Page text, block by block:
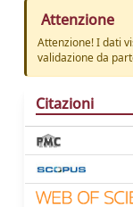
Attenzione
Attenzione! I dati
validazione da
Citazioni